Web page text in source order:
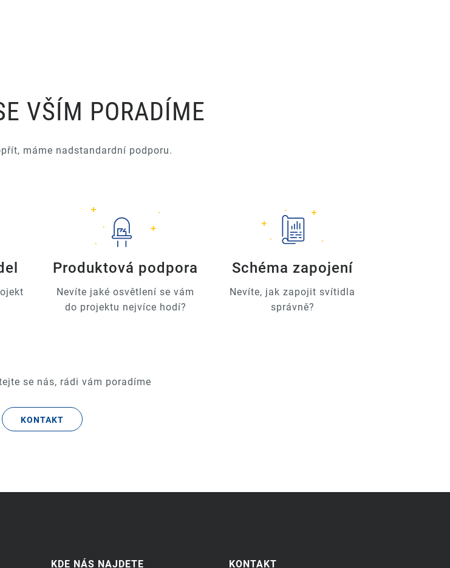
VŠÍM PORADÍME
máme nadstandardní podporu.
Produktová podpora
Nevíte jaké osvětlení se vám
do projektu nejvíce hodí?
Schéma zapojení
Nevíte, jak zapojit svítidla
správně?
se nás, rádi vám poradíme
KONTAKT
KDE NÁS NAJDETE KONTAKT